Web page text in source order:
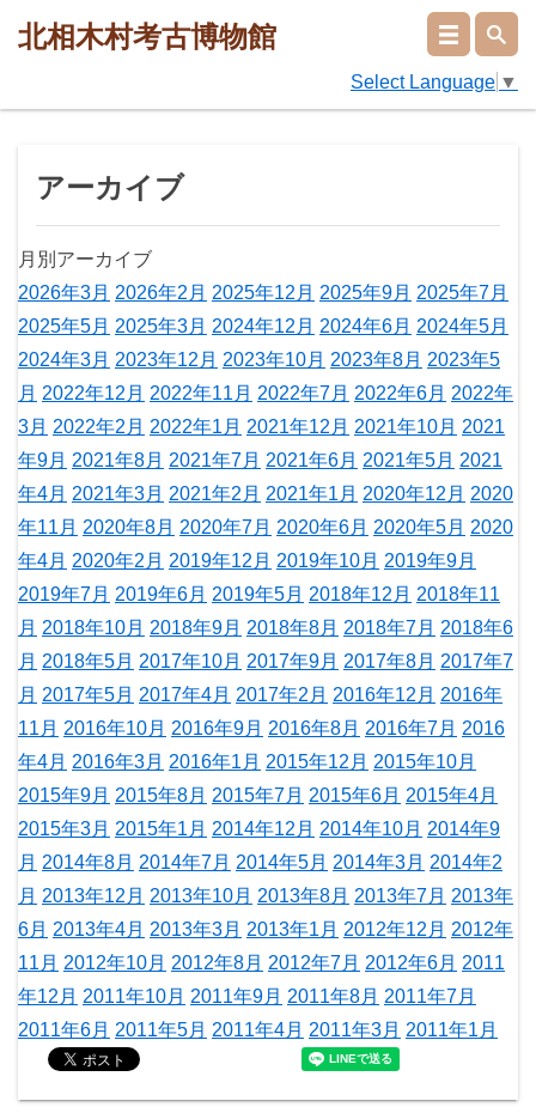
北相木村考古博物館
Select Language ▼
アーカイブ
月別アーカイブ
2026年3月 2026年2月 2025年12月 2025年9月 2025年7月
2025年5月 2025年3月 2024年12月 2024年6月 2024年5月
2024年3月 2023年12月 2023年10月 2023年8月 2023年5
月 2022年12月 2022年11月 2022年7月 2022年6月 2022年
3月 2022年2月 2022年1月 2021年12月 2021年10月 2021
年9月 2021年8月 2021年7月 2021年6月 2021年5月 2021
年4月 2021年3月 2021年2月 2021年1月 2020年12月 2020
年11月 2020年8月 2020年7月 2020年6月 2020年5月 2020
年4月 2020年2月 2019年12月 2019年10月 2019年9月
2019年7月 2019年6月 2019年5月 2018年12月 2018年11
月 2018年10月 2018年9月 2018年8月 2018年7月 2018年6
月 2018年5月 2017年10月 2017年9月 2017年8月 2017年7
月 2017年5月 2017年4月 2017年2月 2016年12月 2016年
11月 2016年10月 2016年9月 2016年8月 2016年7月 2016
年4月 2016年3月 2016年1月 2015年12月 2015年10月
2015年9月 2015年8月 2015年7月 2015年6月 2015年4月
2015年3月 2015年1月 2014年12月 2014年10月 2014年9
月 2014年8月 2014年7月 2014年5月 2014年3月 2014年2
月 2013年12月 2013年10月 2013年8月 2013年7月 2013年
6月 2013年4月 2013年3月 2013年1月 2012年12月 2012年
11月 2012年10月 2012年8月 2012年7月 2012年6月 2011
年12月 2011年10月 2011年9月 2011年8月 2011年7月
2011年6月 2011年5月 2011年4月 2011年3月 2011年1月